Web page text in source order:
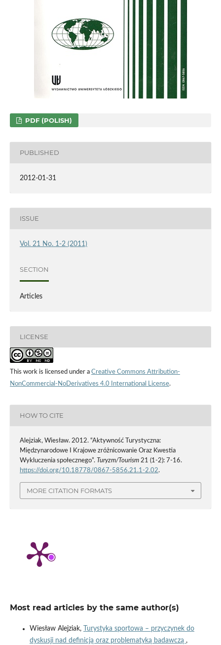
PDF (POLISH)
PUBLISHED
2012-01-31
ISSUE
Vol. 21 No. 1-2 (2011)
SECTION
Articles
LICENSE
This work is licensed under a Creative Commons Attribution-
NonCommercial-NoDerivatives 4.0 International License.
HOW TO CITE
Alejziak, Wiesław. 2012. “Aktywność Turystyczna:
Międzynarodowe I Krajowe zróżnicowanie Oraz Kwestia
Wykluczenia społecznego”. Turyzm/Tourism21 (1-2): 7-16.
https://doi.org/10.18778/0867-5856.21.1-2.02.
MORE CITATION FORMATS
Most read articles by the same author(s)
Wiesław Alejziak,
Turystyka sportowa – przyczynek do
dyskusji nad definicją oraz problematyką badawczą ,